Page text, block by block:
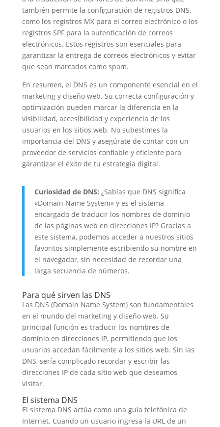
también permite la configuración de registros DNS,
como los registros MX para el correo electrónico o los
registros SPF para la autenticación de correos
electrónicos. Estos registros son esenciales para
garantizar la entrega de correos electrónicos y evitar
que sean marcados como spam.
En resumen, el DNS es un componente esencial en el
marketing y diseño web. Su correcta configuración y
optimización pueden marcar la diferencia en la
visibilidad, accesibilidad y experiencia de los
usuarios en los sitios web. No subestimes la
importancia del DNS y asegúrate de contar con un
proveedor de servicios confiable y eficiente para
garantizar el éxito de tu estrategia digital.
Curiosidad de DNS: ¿Sabías que DNS significa
«Domain Name System» y es el sistema
encargado de traducir los nombres de dominio
de las páginas web en direcciones IP? Gracias a
este sistema, podemos acceder a nuestros sitios
favoritos simplemente escribiendo su nombre en
el navegador, sin necesidad de recordar una
larga secuencia de números.
Para qué sirven las DNS
Las DNS (Domain Name System) son fundamentales
en el mundo del marketing y diseño web. Su
principal función es traducir los nombres de
dominio en direcciones IP, permitiendo que los
usuarios accedan fácilmente a los sitios web. Sin las
DNS, sería complicado recordar y escribir las
direcciones IP de cada sitio web que deseamos
visitar.
El sistema DNS
El sistema DNS actúa como una guía telefónica de
Internet. Cuando un usuario ingresa la URL de un